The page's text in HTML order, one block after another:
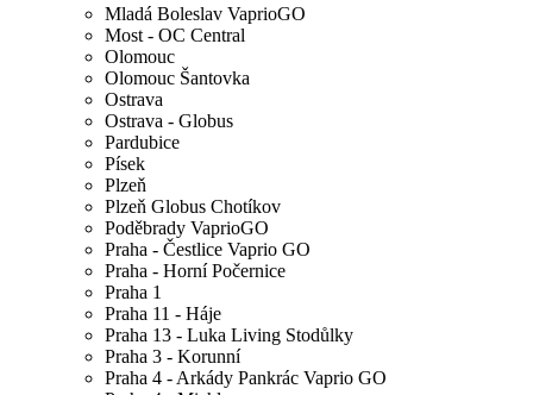
Mladá Boleslav VaprioGO
Most - OC Central
Olomouc
Olomouc Šantovka
Ostrava
Ostrava - Globus
Pardubice
Písek
Plzeň
Plzeň Globus Chotíkov
Poděbrady VaprioGO
Praha - Čestlice Vaprio GO
Praha - Horní Počernice
Praha 1
Praha 11 - Háje
Praha 13 - Luka Living Stodůlky
Praha 3 - Korunní
Praha 4 - Arkády Pankrác Vaprio GO